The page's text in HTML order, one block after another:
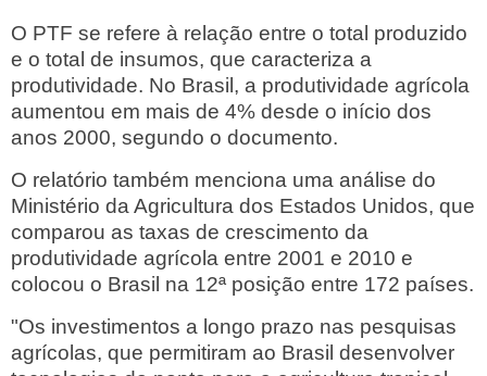
O PTF se refere à relação entre o total produzido
e o total de insumos, que caracteriza a
produtividade. No Brasil, a produtividade agrícola
aumentou em mais de 4% desde o início dos
anos 2000, segundo o documento.
O relatório também menciona uma análise do
Ministério da Agricultura dos Estados Unidos, que
comparou as taxas de crescimento da
produtividade agrícola entre 2001 e 2010 e
colocou o Brasil na 12ª posição entre 172 países.
"Os investimentos a longo prazo nas pesquisas
agrícolas, que permitiram ao Brasil desenvolver